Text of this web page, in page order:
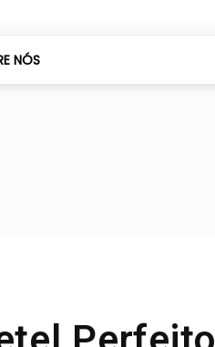
NÓS